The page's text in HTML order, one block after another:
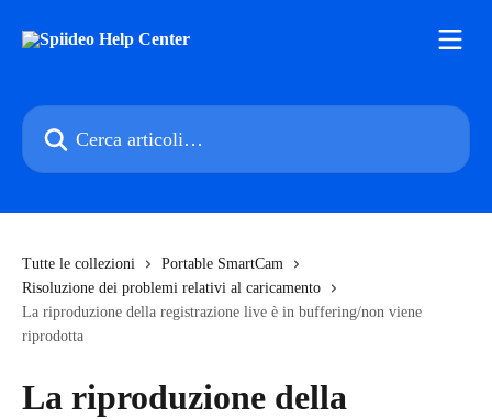
Cerca articoli…
Tutte le collezioni
Portable SmartCam
Risoluzione dei problemi relativi al caricamento
La riproduzione della registrazione live è in buffering/non viene
riprodotta
La riproduzione della